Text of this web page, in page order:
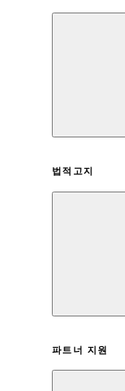
법적고지
파트너 지원